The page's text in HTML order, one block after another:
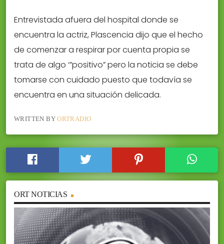
Entrevistada afuera del hospital donde se
encuentra la actriz, Plascencia dijo que el hecho
de comenzar a respirar por cuenta propia se
trata de algo ‘”positivo” pero la noticia se debe
tomarse con cuidado puesto que todavía se
encuentra en una situación delicada.
WRITTEN BYORTRADIO
ORT NOTICIAS